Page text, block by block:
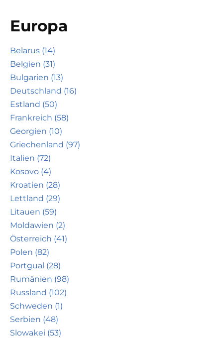
Europa
Belarus (14)
Belgien (31)
Bulgarien (13)
Deutschland (16)
Estland (50)
Frankreich (58)
Georgien (10)
Griechenland (97)
Italien (72)
Kosovo (4)
Kroatien (28)
Lettland (29)
Litauen (59)
Moldawien (2)
Österreich (41)
Polen (82)
Portgual (28)
Rumänien (98)
Russland (102)
Schweden (1)
Serbien (48)
Slowakei (53)